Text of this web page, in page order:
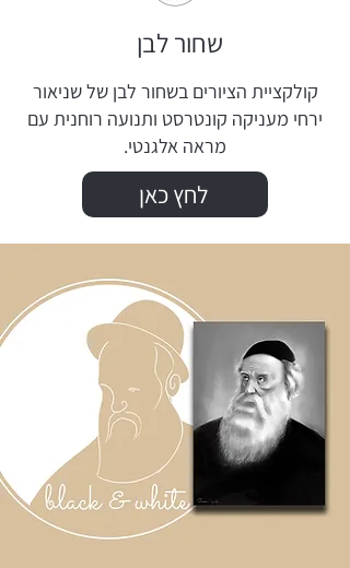
שחור לבן
קולקציית הציורים בשחור לבן של שניאור
ירחי מעניקה קונטרסט ותנועה רוחנית עם
מראה אלגנטי.
לחץ כאן